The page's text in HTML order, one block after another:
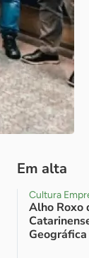
Em alta
Cultura
Alho Roxo
Geográfica